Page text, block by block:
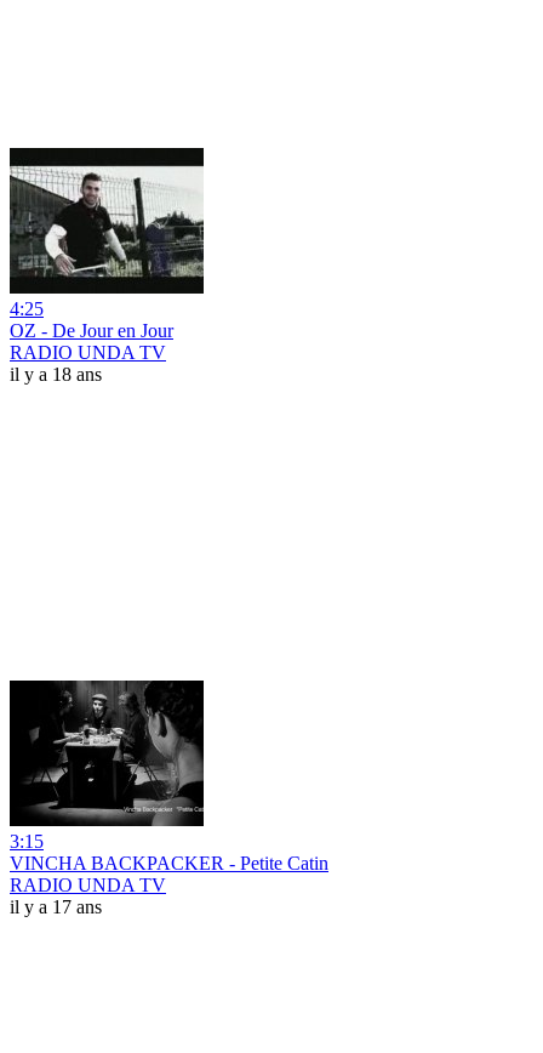
4:25
OZ - De Jour en Jour
RADIO UNDA TV
il y a 18 ans
3:15
VINCHA BACKPACKER - Petite Catin
RADIO UNDA TV
il y a 17 ans